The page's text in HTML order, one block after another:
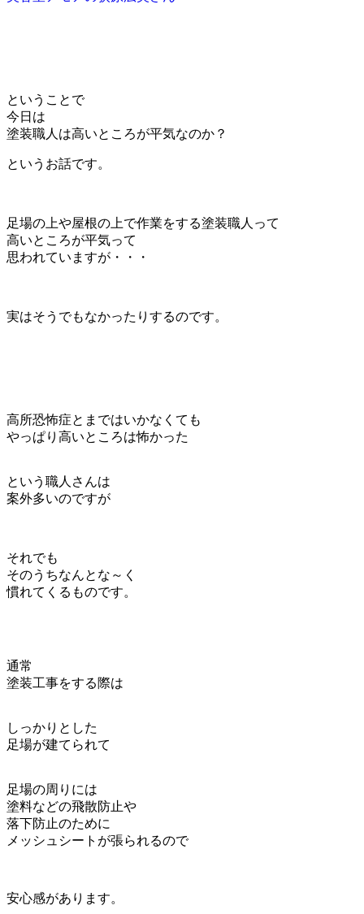
ということで
今日は
塗装職人は高いところが平気なのか？
というお話です。
足場の上や屋根の上で作業をする塗装職人って
高いところが平気って
思われていますが・・・
実はそうでもなかったりするのです。
高所恐怖症とまではいかなくても
やっぱり 高いところは怖かった
という職人さんは
案外多いのですが
それでも
そのうちなんとな～く
慣れてくるものです。
通常
塗装工事をする際は
しっかりとした
足場が建てられて
足場の周りには
塗料などの飛散防止や
落下防止のために
メッシュシートが張られるので
安心感があります。